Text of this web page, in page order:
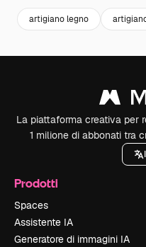
artigiano legno
La piattaforma creativa per
1 milione di abbonati tra
Prodotti
Spaces
Assistente IA
Generatore di immagini IA